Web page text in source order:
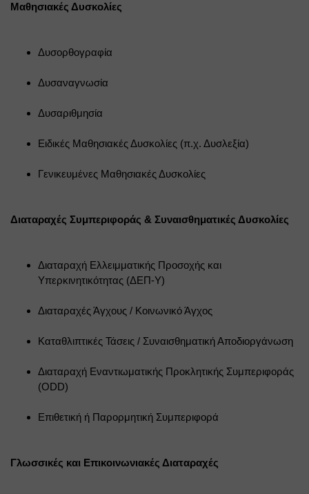
Μαθησιακές Δυσκολίες
Δυσορθογραφία
Δυσαναγνωσία
Δυσαριθμησία
Ειδικές Μαθησιακές Δυσκολίες (π.χ. Δυσλεξία)
Γενικευμένες Μαθησιακές Δυσκολίες
Διαταραχές Συμπεριφοράς & Συναισθηματικές Δυσκολίες
Διαταραχή Ελλειμματικής Προσοχής και
Υπερκινητικότητας (ΔΕΠ-Υ)
Διαταραχές Άγχους / Κοινωνικό Άγχος
Καταθλιπτικές Τάσεις / Συναισθηματική Αποδιοργάνωση
Διαταραχή Εναντιωματικής Προκλητικής Συμπεριφοράς
(ODD)
Επιθετική ή Παρορμητική Συμπεριφορά
Γλωσσικές και Επικοινωνιακές Διαταραχές